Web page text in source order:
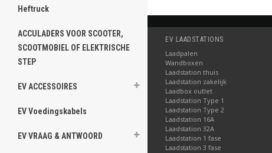
Heftruck
ACCULADERS VOOR SCOOTER,
SCOOTMOBIEL OF ELEKTRISCHE
STEP
EV ACCESSOIRES
EV Voedingskabels
EV VRAAG & ANTWOORD
EV LAADSTATIONS
Laadpalen
Wandboxen
Laadstation thuis
Laadstation zakelijk
Laadbox outlet
Laadstation Type 1
Laadstation Type 2
Laadstation 16A
Laadstation 32A
Laadstation 1 fase
Laadstation 3 fase